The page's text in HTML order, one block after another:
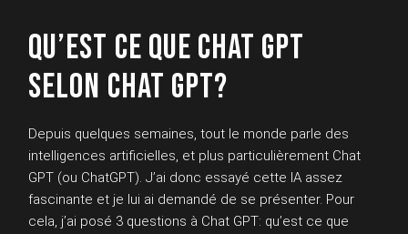
QU’EST CE QUE CHAT GPT
SELON CHAT GPT?
Depuis quelques semaines, tout le monde parle des
intelligences artificielles, et plus particulièrement Chat
GPT (ou ChatGPT). J’ai donc essayé cette IA assez
fascinante et je lui ai demandé de se présenter. Pour
cela, j’ai posé 3 questions à Chat GPT: qu’est ce que